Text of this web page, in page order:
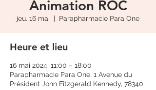
Animation ROC
jeu. 16 mai
  |
Parapharmacie Para One
Heure et lieu
16 mai 2024, 11:00 – 18:00
Parapharmacie Para One, 1 Avenue du
Président John Fitzgerald Kennedy, 78340